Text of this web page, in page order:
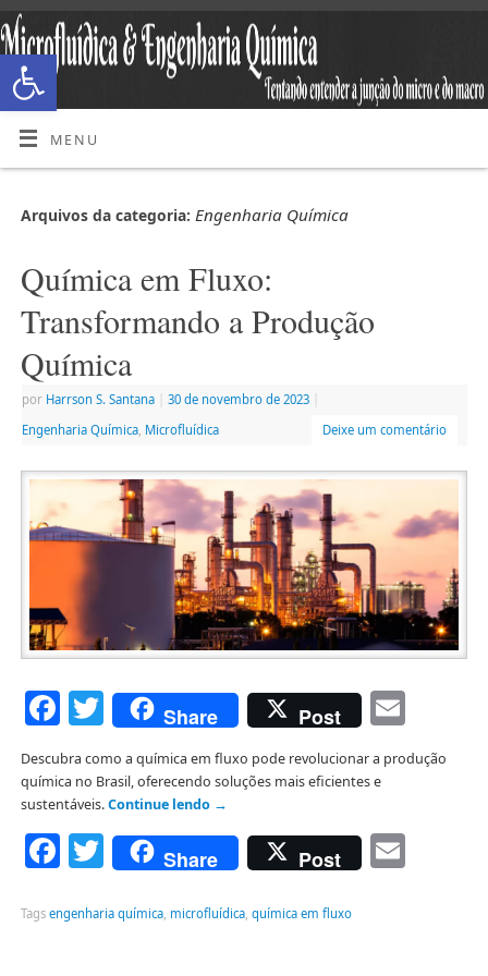
Abrir a barra de ferramentas
MENU
Arquivos da categoria: Engenharia Química
Química em Fluxo:
Transformando a Produção
Química
por Harrson S. Santana 30 de novembro de 2023
Engenharia Química, Microfluídica Deixe um comentário
Facebook
Twitter
Share Post
Descubra como a química em fluxo pode revolucionar a produção
química no Brasil, oferecendo soluções mais eficientes e
sustentáveis.Continue lendo →
Facebook
Twitter
Share Post
Tags engenharia química, microfluídica, química em fluxo